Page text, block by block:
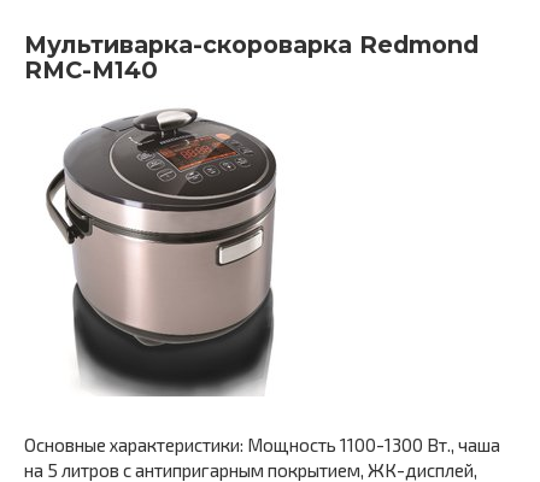
Мультиварка-скороварка Redmond
RMC-M140
Основные характеристики: Мощность 1100-1300 Вт., чаша
на 5 литров с антипригарным покрытием, ЖК-дисплей,